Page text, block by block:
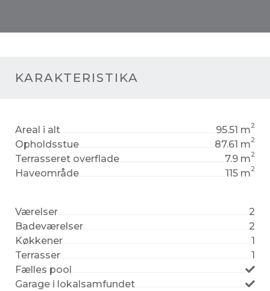
KARAKTERISTIKA
Areal i alt 95.51 m2
Opholdsstue 87.61 m2
Terrasseret overflade 7.9 m2
Haveområde 115 m2
Værelser
2
Badeværelser
2
Køkkener
1
Terrasser
1
Fælles pool
Garage i lokalsamfundet